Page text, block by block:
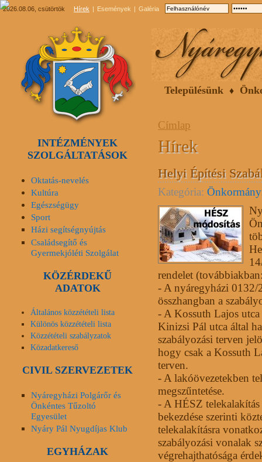
2026.08.06, csütörtök Hírek Események Galéria
Településünk
Címlap
Hírek
Helyi Építési
Kategória:
rendelet
- A nyáregyházi 0132/
összhangban a
- A Kossuth Lajos
Kinizsi Pál utca által
szabályozási terven
hogy csak a Kossuth
terven.
- A lakóövezetekben
megszűntetése.
- A HÉSZ
bekezdése szerinti
telekalakításra
szabályozási vonalak
végrehajthatósága
INTÉZMÉNYEK
SZOLGÁLTATÁSOK
Oktatás-nevelés
Kultúra
Egészségügy
Sport
Házi segítségnyújtás
Családsegítő és
Gyermekjóléti Szolgálat
KÖZÉRDEKŰ
ADATOK
Általános közzétételi lista
Különös közzétételi lista
Közzétételi szabályzatok
Közadatkereső
CIVIL SZERVEZETEK
Nyáregyházi Polgárőr és
Önkéntes Tűzoltó
Egyesület
Nyáry Pál Nyugdíjas Klub
EGYHÁZAK